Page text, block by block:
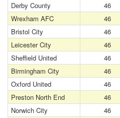
Derby County
46
Wrexham AFC
46
Bristol City
46
Leicester City
46
Sheffield United
46
Birmingham City
46
Oxford United
46
Preston North End
46
Norwich City
46